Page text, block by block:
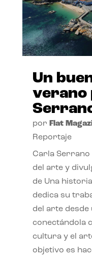
Un
verano
por Flat
Reportaje
Carla
del arte y
de Una
dedica su
del arte desde
conectándola
cultura y el
objetivo es